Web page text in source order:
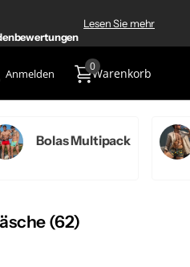
Lesen Sie mehr
Anmelden Warenkorb
0
Bolas Multipack
(62)